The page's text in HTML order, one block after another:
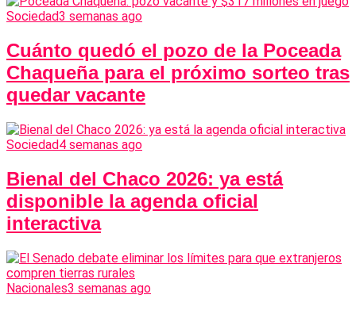
Sociedad3 semanas ago
Cuánto quedó el pozo de la Poceada
Chaqueña para el próximo sorteo tras
quedar vacante
Sociedad4 semanas ago
Bienal del Chaco 2026: ya está
disponible la agenda oficial
interactiva
Nacionales3 semanas ago